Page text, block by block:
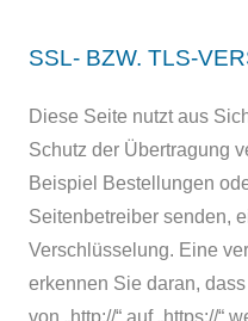
SSL- BZW. TLS-
Diese Seite nutzt aus
Schutz der Übertragung
Beispiel Bestellungen
Seitenbetreiber senden,
Verschlüsselung. Eine
erkennen Sie daran,
von „http://“ auf „https://“